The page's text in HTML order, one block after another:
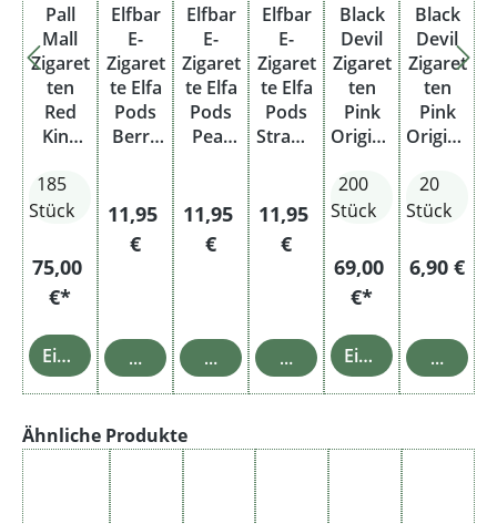
Pall
Mall
Zigaret
ten
Red
King
185
Stück
75,00
€*
Einzelheiten
Elfbar
E-
Zigaret
te Elfa
Pods
Berry
Einweg
Regulärer Preis:
11,95
€
In den Warenkorb
Elfbar
E-
Zigaret
te Elfa
Pods
Pear
Regulärer Preis:
11,95
€
In den Warenkorb
Elfbar
E-
Zigaret
te Elfa
Pods
Strawb
Cream
20 mg
Einweg
Regulärer Preis:
11,95
€
In den Warenkorb
Black
Devil
Zigaret
ten
Pink
Origina
Stange
200
Stück
69,00
€*
Einzelheiten
Black
Devil
Zigaret
ten
Pink
Origina
20
Stück
6,90 €
In den
Produktgalerie überspringen
Ähnliche Produkte